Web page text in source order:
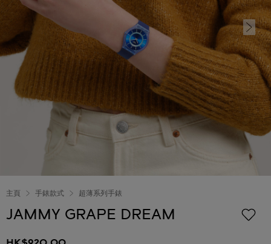
主頁 手錶款式 超薄系列手錶
JAMMY GRAPE DREAM